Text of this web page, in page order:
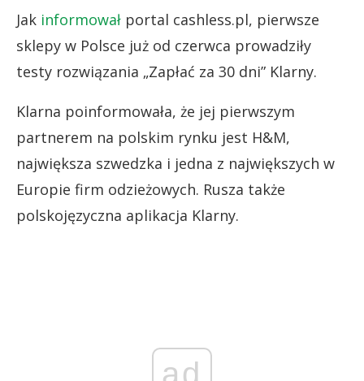
Jak informował portal cashless.pl, pierwsze
sklepy w Polsce już od czerwca prowadziły
testy rozwiązania „Zapłać za 30 dni” Klarny.
Klarna poinformowała, że jej pierwszym
partnerem na polskim rynku jest H&M,
największa szwedzka i jedna z największych w
Europie firm odzieżowych. Rusza także
polskojęzyczna aplikacja Klarny.
ad